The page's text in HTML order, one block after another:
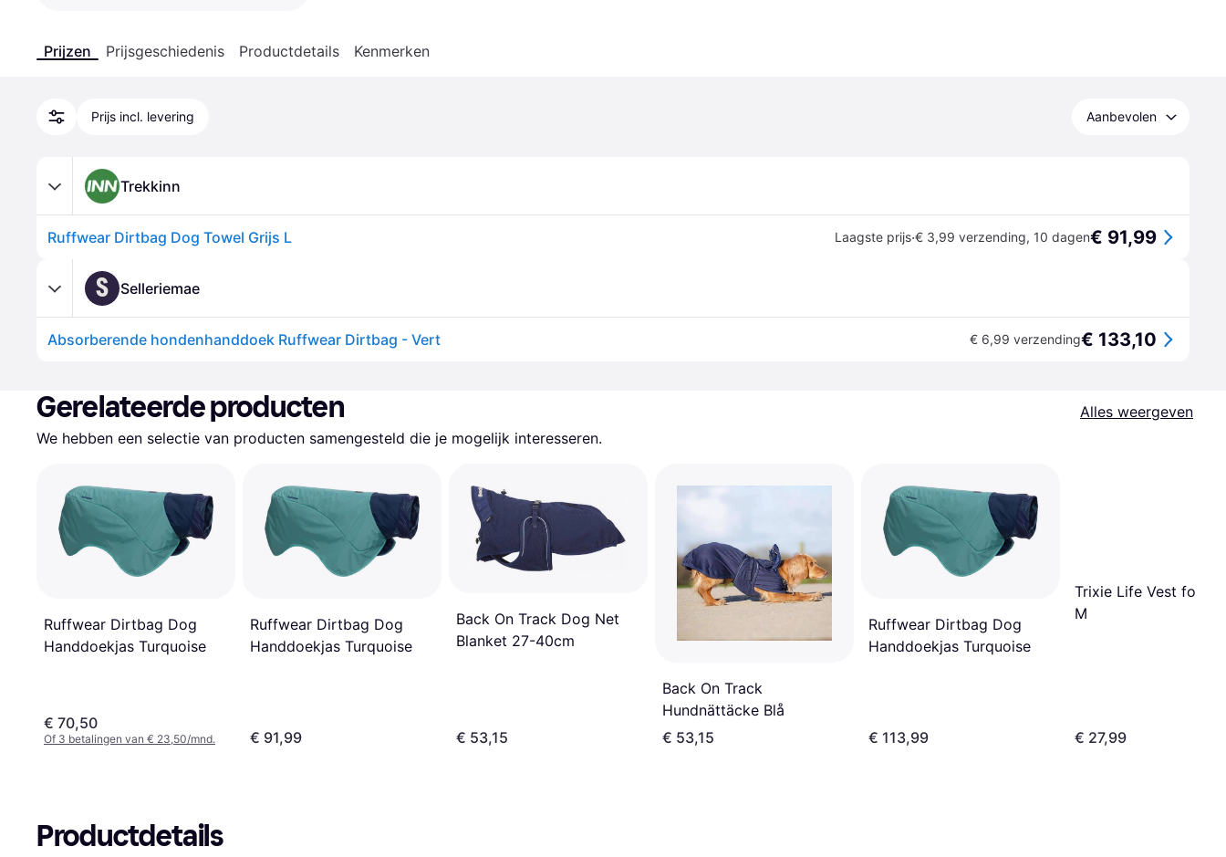
Prijzen Prijsgeschiedenis Productdetails Kenmerken
Prijs incl. levering Aanbevolen
Trekkinn
Ruffwear Dirtbag Dog Towel Grijs L Laagste prijs·€ 3,99 verzending, 10 dagen€ 91,99
S Selleriemae
Absorberende hondenhanddoek Ruffwear Dirtbag - Vert € 6,99 verzending€ 133,10
Gerelateerde producten
Alles weergeven
We hebben een selectie van producten samengesteld die je mogelijk interesseren.
Ruffwear Dirtbag Dog
Handdoekjas Turquoise
€ 70,50
Of 3 betalingen van € 23,50/mnd.
Ruffwear Dirtbag Dog
Handdoekjas Turquoise
€ 91,99
Back On Track Dog Net
Blanket 27-40cm
€ 53,15
Back On Track
Hundnättäcke Blå
€ 53,15
Ruffwear Dirtbag Dog
Handdoekjas Turquoise
€ 113,99
Trixie Life Vest for
M
€ 27,99
Productdetails